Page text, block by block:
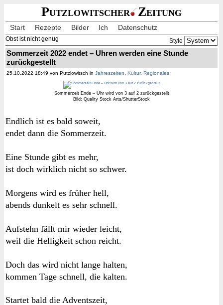
Putzlowitscher Zeitung
Start Rezepte Bilder Ich Datenschutz
Obst ist nicht genug Style
Sommerzeit 2022 endet – Uhren werden eine Stunde
zurückgestellt
25.10.2022 18:49 von Putzlowitsch in Jahreszeiten, Kultur, Regionales
Sommerzeit Ende – Uhr wird von 3 auf 2 zurückgestellt
Bild: Quality Stock Arts/ShutterStock
Endlich ist es bald soweit,
endet dann die Sommerzeit.
Eine Stunde gibt es mehr,
ist doch wirklich nicht so schwer.
Morgens wird es früher hell,
abends dunkelt es sehr schnell.
Aufstehn fällt mir wieder leicht,
weil die Helligkeit schon reicht.
Doch das wird nicht lange halten,
kommen Tage schnell, die kalten.
Startet bald die Adventszeit,